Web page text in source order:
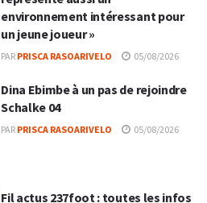
environnement intéressant pour
un jeune joueur »
PAR PRISCA RASOARIVELO 05/08/2026
Dina Ebimbe à un pas de rejoindre
Schalke 04
PAR PRISCA RASOARIVELO 05/08/2026
Fil actus 237foot : toutes les infos